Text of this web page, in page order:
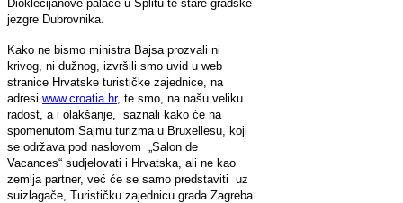
Dioklecijanove palače u Splitu te stare gradske
jezgre Dubrovnika.
Kako ne bismo ministra Bajsa prozvali ni
krivog, ni dužnog, izvršili smo uvid u web
stranice Hrvatske turističke zajednice, na
adresi www.croatia.hr, te smo, na našu veliku
radost, a i olakšanje, saznali kako će na
spomenutom Sajmu turizma u Bruxellesu, koji
se održava pod naslovom „Salon de
Vacances“ sudjelovati i Hrvatska, ali ne kao
zemlja partner, već će se samo predstaviti uz
suizlagače, Turističku zajednicu grada Zagreba